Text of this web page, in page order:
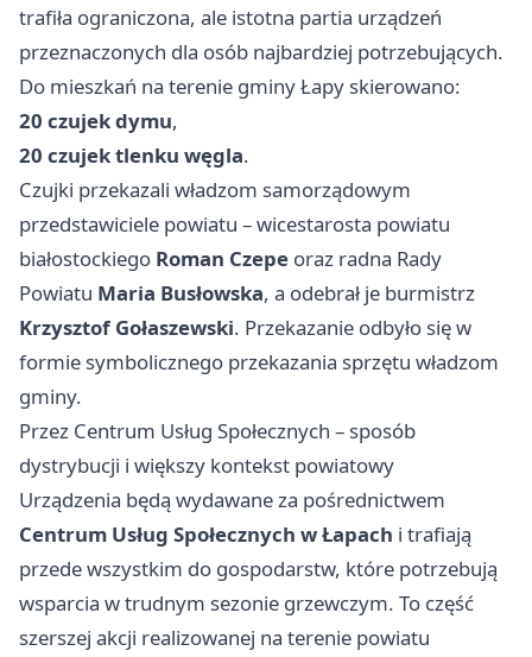
trafiła ograniczona, ale istotna partia urządzeń
przeznaczonych dla osób najbardziej potrzebujących.
Do mieszkań na terenie gminy Łapy skierowano:
20 czujek dymu,
20 czujek tlenku węgla.
Czujki przekazali władzom samorządowym
przedstawiciele powiatu – wicestarosta powiatu
białostockiego Roman Czepe oraz radna Rady
Powiatu Maria Busłowska, a odebrał je burmistrz
Krzysztof Gołaszewski. Przekazanie odbyło się w
formie symbolicznego przekazania sprzętu władzom
gminy.
Przez Centrum Usług Społecznych – sposób
dystrybucji i większy kontekst powiatowy
Urządzenia będą wydawane za pośrednictwem
Centrum Usług Społecznych w Łapach i trafiają
przede wszystkim do gospodarstw, które potrzebują
wsparcia w trudnym sezonie grzewczym. To część
szerszej akcji realizowanej na terenie powiatu